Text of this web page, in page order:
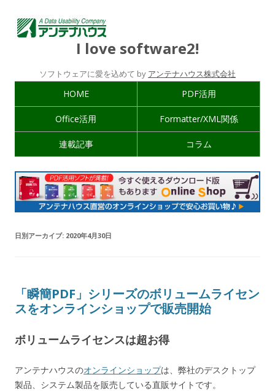
I love software2!
ソフトウェアに愛を込めて by アンテナハウス株式会社
HOME PDF活用
Office活用 Formatter/XML関係
連載記事 コラム
日別アーカイブ: 2020年4月30日
「瞬簡PDF」シリーズのボリュームライセン
スをオンラインショップで販売開始
ボリュームライセンスは超お得
アンテナハウスのオンラインショップは、弊社のデスクトップ
製品、システム製品を販売している直販サイトです。